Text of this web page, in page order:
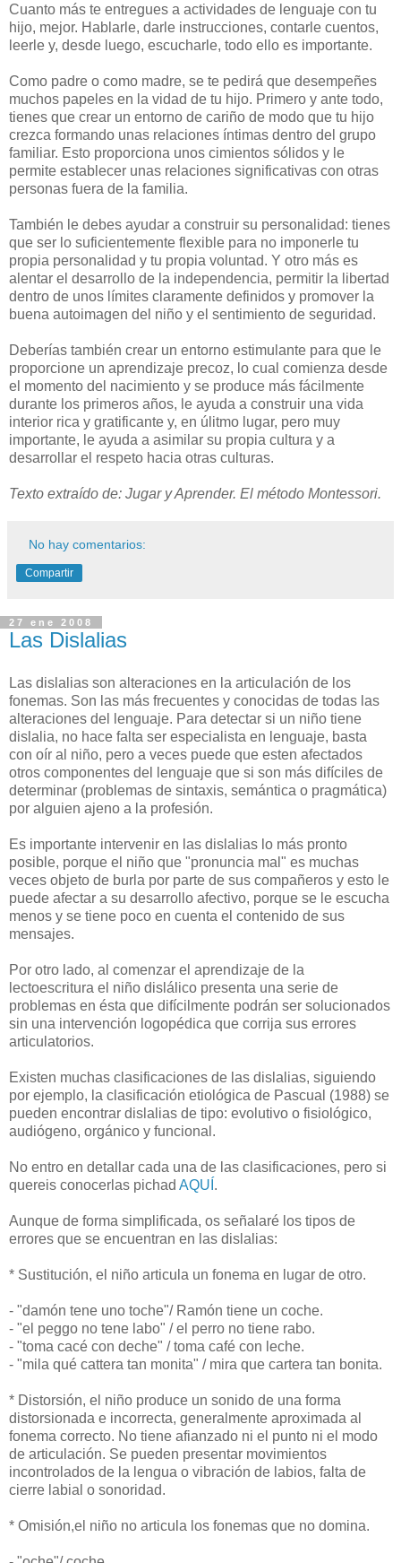
Cuanto más te entregues a actividades de lenguaje con tu
hijo, mejor. Hablarle, darle instrucciones, contarle cuentos,
leerle y, desde luego, escucharle, todo ello es importante.
Como padre o como madre, se te pedirá que desempeñes
muchos papeles en la vidad de tu hijo. Primero y ante todo,
tienes que crear un entorno de cariño de modo que tu hijo
crezca formando unas relaciones íntimas dentro del grupo
familiar. Esto proporciona unos cimientos sólidos y le
permite establecer unas relaciones significativas con otras
personas fuera de la familia.
También le debes ayudar a construir su personalidad: tienes
que ser lo suficientemente flexible para no imponerle tu
propia personalidad y tu propia voluntad. Y otro más es
alentar el desarrollo de la independencia, permitir la libertad
dentro de unos límites claramente definidos y promover la
buena autoimagen del niño y el sentimiento de seguridad.
Deberías también crear un entorno estimulante para que le
proporcione un aprendizaje precoz, lo cual comienza desde
el momento del nacimiento y se produce más fácilmente
durante los primeros años, le ayuda a construir una vida
interior rica y gratificante y, en úlitmo lugar, pero muy
importante, le ayuda a asimilar su propia cultura y a
desarrollar el respeto hacia otras culturas.
Texto extraído de: Jugar y Aprender. El método Montessori.
No hay comentarios:
Compartir
27 ene 2008
Las Dislalias
Las dislalias son alteraciones en la articulación de los
fonemas. Son las más frecuentes y conocidas de todas las
alteraciones del lenguaje. Para detectar si un niño tiene
dislalia, no hace falta ser especialista en lenguaje, basta
con oír al niño, pero a veces puede que esten afectados
otros componentes del lenguaje que si son más difíciles de
determinar (problemas de sintaxis, semántica o pragmática)
por alguien ajeno a la profesión.
Es importante intervenir en las dislalias lo más pronto
posible, porque el niño que "pronuncia mal" es muchas
veces objeto de burla por parte de sus compañeros y esto le
puede afectar a su desarrollo afectivo, porque se le escucha
menos y se tiene poco en cuenta el contenido de sus
mensajes.
Por otro lado, al comenzar el aprendizaje de la
lectoescritura el niño dislálico presenta una serie de
problemas en ésta que difícilmente podrán ser solucionados
sin una intervención logopédica que corrija sus errores
articulatorios.
Existen muchas clasificaciones de las dislalias, siguiendo
por ejemplo, la clasificación etiológica de Pascual (1988) se
pueden encontrar dislalias de tipo: evolutivo o fisiológico,
audiógeno, orgánico y funcional.
No entro en detallar cada una de las clasificaciones, pero si
quereis conocerlas pichad AQUÍ .
Aunque de forma simplificada, os señalaré los tipos de
errores que se encuentran en las dislalias:
* Sustitución, el niño articula un fonema en lugar de otro.
- "damón tene uno toche"/ Ramón tiene un coche.
- "el peggo no tene labo" / el perro no tiene rabo.
- "toma cacé con deche" / toma café con leche.
- "mila qué cattera tan monita" / mira que cartera tan bonita.
* Distorsión, el niño produce un sonido de una forma
distorsionada e incorrecta, generalmente aproximada al
fonema correcto. No tiene afianzado ni el punto ni el modo
de articulación. Se pueden presentar movimientos
incontrolados de la lengua o vibración de labios, falta de
cierre labial o sonoridad.
* Omisión,el niño no articula los fonemas que no domina.